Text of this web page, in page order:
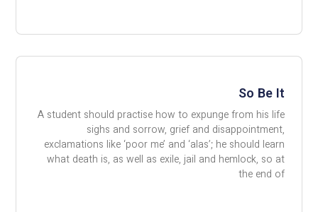
So Be It
A student should practise how to expunge from his life
sighs and sorrow, grief and disappointment,
exclamations like ‘poor me’ and ‘alas’; he should learn
what death is, as well as exile, jail and hemlock, so at
the end of